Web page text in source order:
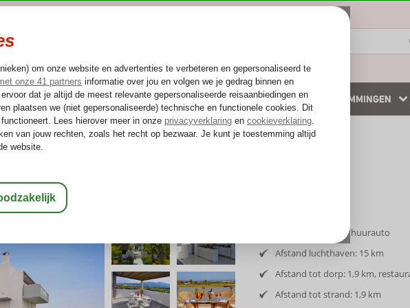
LAST MINUTES ZOMER 2026 WINTERZON BESTEMMINGEN
Kleinschalige & unieke accommodaties Weg van de drukte
Inclusief vlucht en huurauto
Afstand luchthaven: 15 km
Afstand tot dorp: 1,9 km,
Afstand tot strand: 1,9 km